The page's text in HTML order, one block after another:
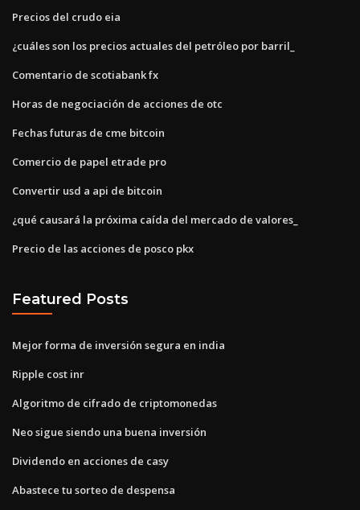
Precios del crudo eia
¿cuáles son los precios actuales del petróleo por barril_
Comentario de scotiabank fx
Horas de negociación de acciones de otc
Fechas futuras de cme bitcoin
Comercio de papel etrade pro
Convertir usd a api de bitcoin
¿qué causará la próxima caída del mercado de valores_
Precio de las acciones de posco pkx
Featured Posts
Mejor forma de inversión segura en india
Ripple cost inr
Algoritmo de cifrado de criptomonedas
Neo sigue siendo una buena inversión
Dividendo en acciones de casy
Abastece tu sorteo de despensa